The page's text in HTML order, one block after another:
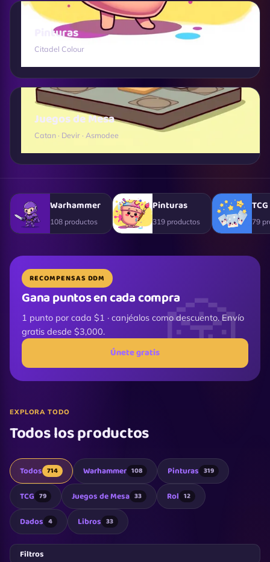
Pinturas
Citadel Colour
Juegos de Mesa
Catan · Devir · Asmodee
Warhammer
108 productos
Pinturas
319 productos
TCG
79
RECOMPENSAS DDM
Gana puntos en cada compra
1 punto por cada $1 · canjéalos como descuento. Envío
gratis desde $3,000.
Únete gratis
EXPLORA TODO
Todos los productos
Todos 714 Warhammer 108 Pinturas 319
TCG 79 Juegos de Mesa 33 Rol 12
Dados 4 Libros 33
Filtros